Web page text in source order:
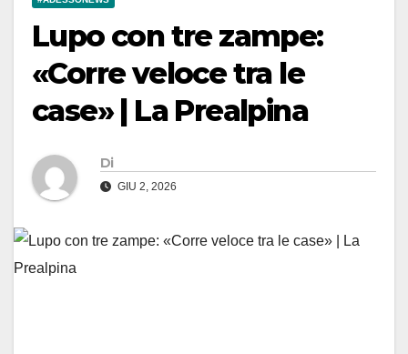
Lupo con tre zampe:
«Corre veloce tra le
case» | La Prealpina
Di
GIU 2, 2026